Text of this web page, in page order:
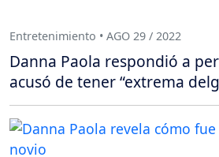
Entretenimiento • AGO 29 / 2022
Danna Paola respondió a
acusó de tener “extrema